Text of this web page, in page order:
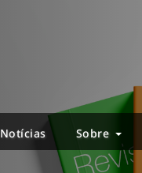
Notícias Sobre